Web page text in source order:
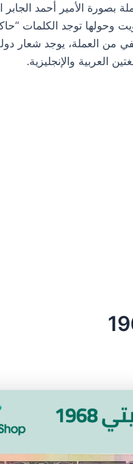
يتميز تصميم العملة بصورة الأمير أحمد
وحولها توجد الكلمات
الخلفي من العملة، يوجد شعار
العربية والإنجليزية.